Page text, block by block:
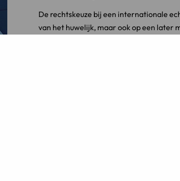
De rechtskeuze bij een internationale
van het huwelijk, maar ook op een later